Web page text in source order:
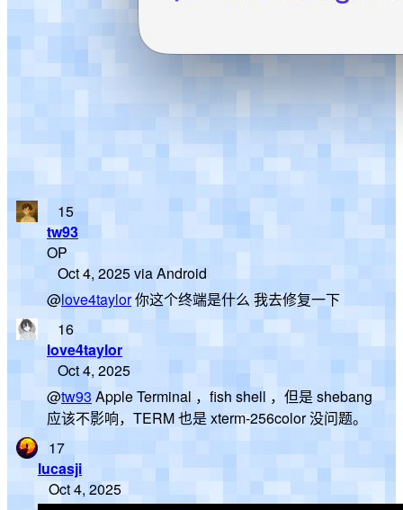
15
tw93
OP
Oct 4, 2025 via Android
@love4taylor你这个终端是什么 我去修复一下
16
love4taylor
Oct 4, 2025
@tw93 Apple Terminal ，fish shell ，但是 shebang
应该不影响，TERM 也是 xterm-256color 没问题。
17
lucasji
Oct 4, 2025